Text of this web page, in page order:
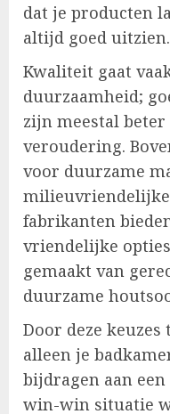
dat je producten
altijd goed uitzien.
Kwaliteit gaat
duurzaamheid;
zijn meestal
veroudering.
voor duurzame
fabrikanten
vriendelijke
gemaakt van
duurzame
Door deze
alleen je
bijdragen aan
win-win situatie